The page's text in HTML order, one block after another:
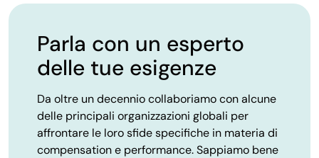
Parla con un esperto
delle tue esigenze
Da oltre un decennio collaboriamo con alcune
delle principali organizzazioni globali per
affrontare le loro sfide specifiche in materia di
compensation e performance. Sappiamo bene